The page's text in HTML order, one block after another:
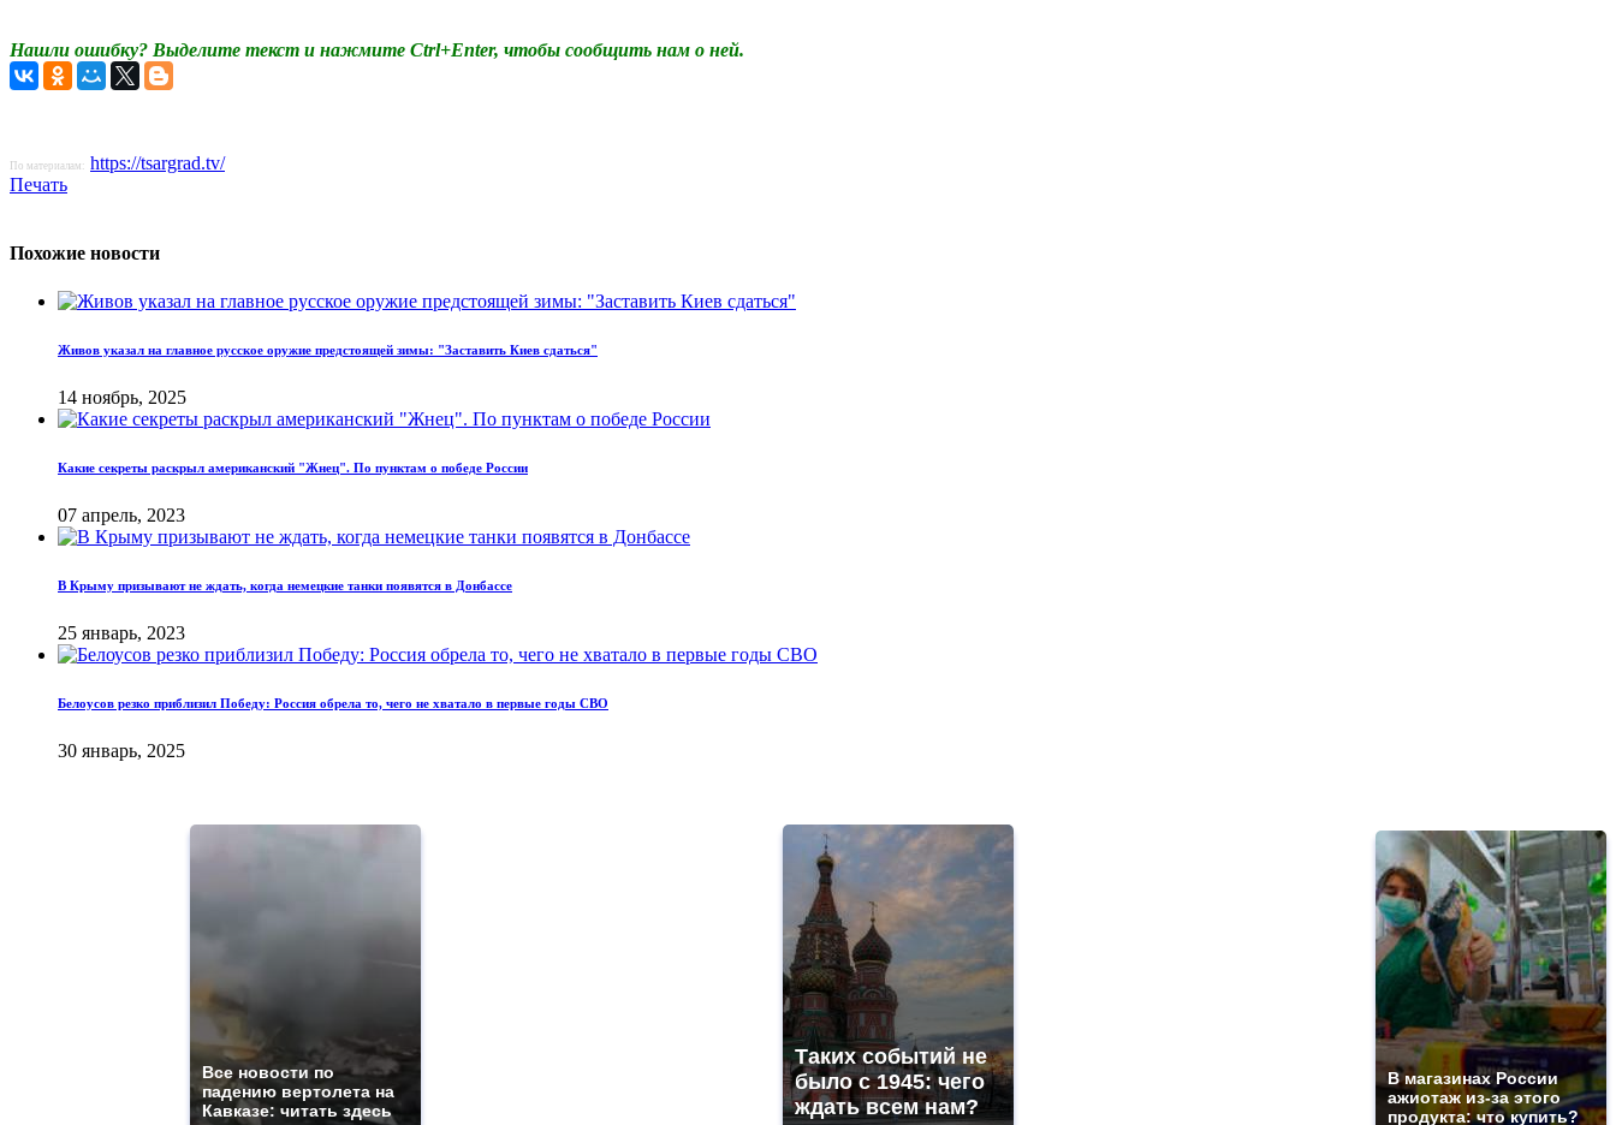
Нашли ошибку? Выделите текст и нажмите Ctrl+Enter, чтобы сообщить нам о ней.
По материалам: https://tsargrad.tv/
Печать
Похожие новости
Живов указал на главное русское оружие предстоящей зимы: "Заставить Киев сдаться"
14 ноябрь, 2025
Какие секреты раскрыл американский "Жнец". По пунктам о победе России
07 апрель, 2023
В Крыму призывают не ждать, когда немецкие танки появятся в Донбассе
25 январь, 2023
Белоусов резко приблизил Победу: Россия обрела то, чего не хватало в первые годы СВО
30 январь, 2025
Все новости по
падению вертолета на
Кавказе: читать здесь
Таких событий не
было с 1945: чего
ждать всем нам?
В магазинах России
ажиотаж из-за этого
продукта: что купить?